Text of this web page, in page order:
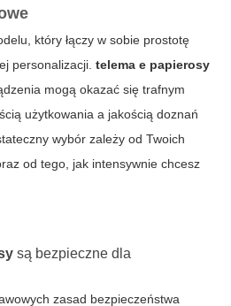
który łączy w sobie prostotę
personalizacji. telema e papierosy
mogą okazać się trafnym
użytkowania a jakością doznań
wybór zależy od Twoich
od tego, jak intensywnie chcesz
są bezpieczne dla
zasad bezpieczeństwa